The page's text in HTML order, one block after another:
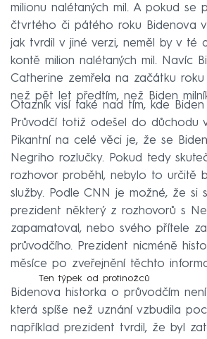
milionu nalétaných mil. A pokud se
čtvrtého či pátého roku Bidenova
jak tvrdil v jiné verzi, neměl by v té
kontě milion nalétaných mil. Navíc
Catherine zemřela na začátku roku
než pět let předtím, než Biden
Otazník visí také nad tím, kde
Průvodčí totiž odešel do důchodu
Pikantní na celé věci je, že se
Negriho rozlučky. Pokud tedy
rozhovor proběhl, nebylo to určitě
služby. Podle CNN je možné, že si
prezident některý z rozhovorů s
zapamatoval, nebo svého přítele
průvodčího. Prezident nicméně
měsíce po zveřejnění těchto
Ten týpek od protinožců
Bidenova historka o průvodčím
která spíše než uznání vzbudila
například prezident tvrdil, že byl